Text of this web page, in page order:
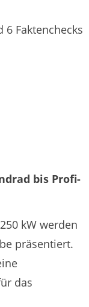
Faktenchecks
bis Profi-
kW werden
präsentiert.
das